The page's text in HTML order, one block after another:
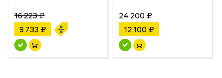
16 223 ₽
9 733 ₽
24 200 ₽
12 100 ₽